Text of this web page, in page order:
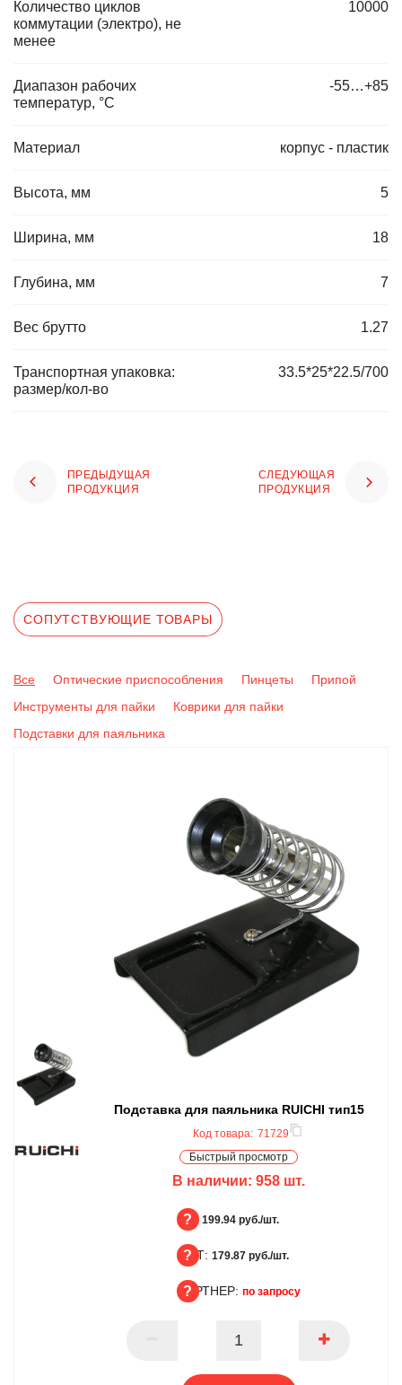
Количество циклов
коммутации (электро), не
менее
10000
Диапазон рабочих
температур, °C
-55…+85
Материал корпус - пластик
Высота, мм 5
Ширина, мм 18
Глубина, мм 7
Вес брутто 1.27
Транспортная упаковка:
размер/кол-во
33.5*25*22.5/700
ПРЕДЫДУЩАЯ
ПРОДУКЦИЯ
СЛЕДУЮЩАЯ
ПРОДУКЦИЯ
СОПУТСТВУЮЩИЕ ТОВАРЫ
Все Оптические приспособления Пинцеты
Припой
Инструменты для пайки
Коврики для пайки
Подставки для паяльника
Подставка для паяльника RUICHI тип15
Код товара: 71729
Быстрый просмотр
В наличии: 958 шт.
БЦ: 199.94 руб./шт.
ОПТ: 179.87 руб./шт.
ПАРТНЕР: по запросу